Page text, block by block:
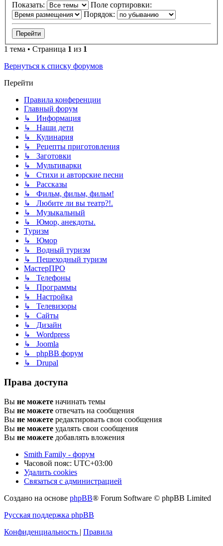
Показать:
Поле сортировки:
Порядок:
1 тема • Страница 1 из 1
Вернуться к списку форумов
Перейти
Правила конференции
Главный форум
↳ Информация
↳ Наши дети
↳ Кулинария
↳ Рецепты приготовления
↳ Заготовки
↳ Мультиварки
↳ Стихи и авторские песни
↳ Рассказы
↳ Фильм, фильм, фильм!
↳ Любите ли вы театр?!.
↳ Музыкальный
↳ Юмор, анекдоты.
Туризм
↳ Юмор
↳ Водный туризм
↳ Пешеходный туризм
МастерПРО
↳ Телефоны
↳ Программы
↳ Настройка
↳ Телевизоры
↳ Сайты
↳ Дизайн
↳ Wordpress
↳ Joomla
↳ phpBB форум
↳ Drupal
Права доступа
Вы не можете начинать темы
Вы не можете отвечать на сообщения
Вы не можете редактировать свои сообщения
Вы не можете удалять свои сообщения
Вы не можете добавлять вложения
Smith Family - форум
Часовой пояс: UTC+03:00
Удалить cookies
Связаться с администрацией
Создано на основе phpBB® Forum Software © phpBB Limited
Русская поддержка phpBB
Конфиденциальность | Правила